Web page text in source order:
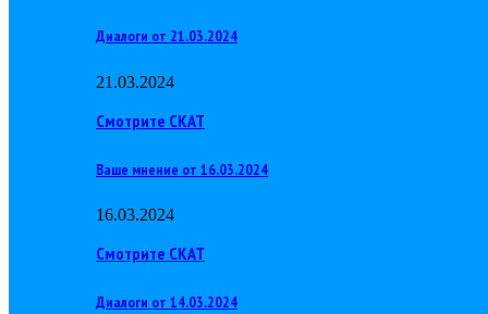
Диалоги от 21.03.2024
21.03.2024
Смотрите СКАТ
Ваше мнение от 16.03.2024
16.03.2024
Смотрите СКАТ
Диалоги от 14.03.2024